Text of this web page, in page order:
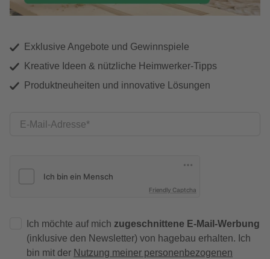
Exklusive Angebote und Gewinnspiele
Kreative Ideen & nützliche Heimwerker-Tipps
Produktneuheiten und innovative Lösungen
E-Mail-Adresse
Friendly Captcha
Ich möchte auf mich zugeschnittene E-Mail-Werbung
(inklusive den Newsletter) von hagebau erhalten. Ich
bin mit der Nutzung meiner personenbezogenen